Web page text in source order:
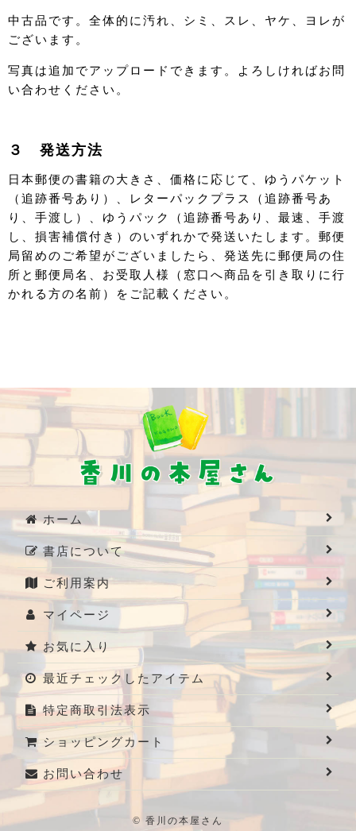
中古品です。全体的に汚れ、シミ、スレ、ヤケ、ヨレが
ございます。
写真は追加でアップロードできます。よろしければお問
い合わせください。
３ 発送方法
日本郵便の書籍の大きさ、価格に応じて、ゆうパケット
（追跡番号あり）、レターパックプラス（追跡番号あ
り、手渡し）、ゆうパック（追跡番号あり、最速、手渡
し、損害補償付き）のいずれかで発送いたします。郵便
局留めのご希望がございましたら、発送先に郵便局の住
所と郵便局名、お受取人様（窓口へ商品を引き取りに行
かれる方の名前）をご記載ください。
ホーム
書店について
ご利用案内
マイページ
お気に入り
最近チェックしたアイテム
特定商取引法表示
ショッピングカート
お問い合わせ
© 香川の本屋さん